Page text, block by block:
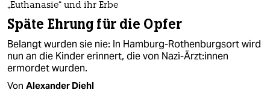
„Euthanasie“ und ihr Erbe
Späte Ehrung für die Opfer
Belangt wurden sie nie: In Hamburg-Rothenburgsort wird
nun an die Kinder erinnert, die von Nazi-Ärzt:innen
ermordet wurden.
Von Alexander Diehl